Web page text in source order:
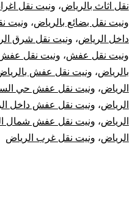
نقل اثاث بالرياض، ونيت نقل
ونيت نقل بضائع بالرياض، ونيت
داخل الرياض، ونيت نقل شرق
ونيت نقل عفش، ونيت نقل
بالرياض، ونيت نقل عفش
الرياض، ونيت نقل عفش حي
الرياض، ونيت نقل عفش داخل
الرياض، ونيت نقل عفش شمال
الرياض، ونيت نقل غرب الرياض